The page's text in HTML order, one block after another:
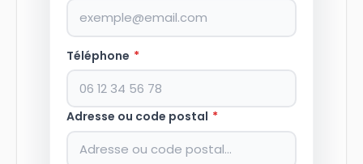
Téléphone *
Adresse ou code postal *